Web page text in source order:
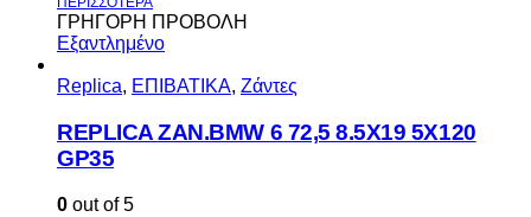
ΓΡΗΓΟΡΗ ΠΡΟΒΟΛΗ
Εξαντλημένο
Replica, ΕΠΙΒΑΤΙΚΑ, Ζάντες
REPLICA ZAN.BMW 6 72,5 8.5X19 5X120
GP35
0 out of 5